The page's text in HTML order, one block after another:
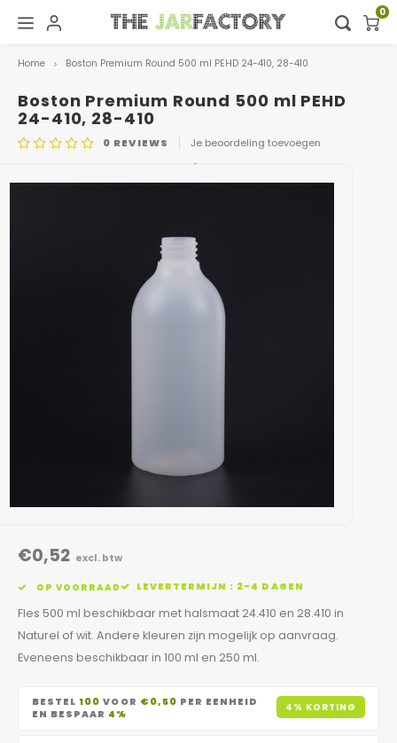
Digital showroom
Decoratie
Taal
0
Home Boston Premium Round 500 ml PEHD 24-410, 28-410
Boston Premium Round 500 ml PEHD
24-410, 28-410
0 REVIEWS Je beoordeling toevoegen
500ML.BPR.24-410. HDPE NAT
€0,52 excl. btw
OP VOORRAAD LEVERTERMIJN : 2-4 DAGEN
Fles 500 ml beschikbaar met halsmaat 24.410 en 28.410 in
Naturel of wit. Andere kleuren zijn mogelijk op aanvraag.
Eveneens beschikbaar in 100 ml en 250 ml.
BESTEL 100 VOOR €0,50 PER EENHEID
EN BESPAAR 4%
4% KORTING